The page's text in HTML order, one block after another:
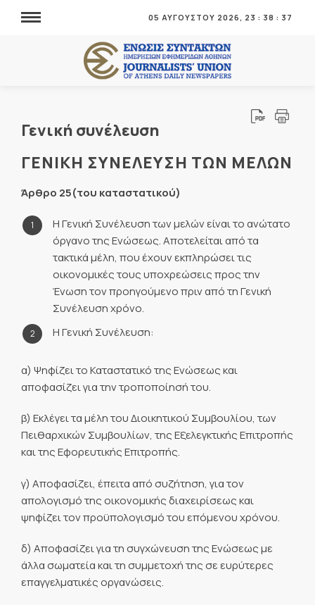
05 ΑΥΓΟΥΣΤΟΥ 2026, 23 : 38 : 37
Γενική συνέλευση
ΓΕΝΙΚΗ ΣΥΝΕΛΕΥΣΗ TΩN ΜΕΛΩΝ
Άρθρο 25(του καταστατικού)
Η Γενική Συνέλευση των μελών είναι το ανώτατο
όργανο της Ενώσεως. Αποτελείται από τα
τακτικά μέλη, που έχουν εκπληρώσει τις
οικονομικές τους υποχρεώσεις προς την
Ένωση τον προηγούμενο πριν από τη Γενική
Συνέλευση χρόνο.
Η Γενική Συνέλευση:
α) Ψηφίζει το Καταστατικό της Ενώσεως και
αποφασίζει για την τροποποίησή του.
β) Εκλέγει τα μέλη του Διοικητικού Συμβουλίου, των
Πειθαρχικών Συμβουλίων, της Εξελεγκτικής Επιτροπής
και της Εφορευτικής Επιτροπής.
γ) Αποφασίζει, έπειτα από συζήτηση, για τον
απολογισμό της οικονομικής διαχειρίσεως και
ψηφίζει τον προϋπολογισμό του επόμενου χρόνου.
δ) Αποφασίζει για τη συγχώνευση της Ενώσεως με
άλλα σωματεία και τη συμμετοχή της σε ευρύτερες
επαγγελματικές οργανώσεις.